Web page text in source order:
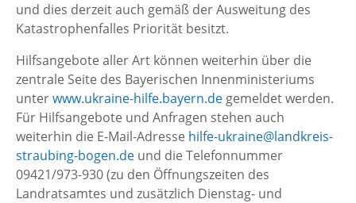
und dies derzeit auch gemäß der Ausweitung des
Katastrophenfalles Priorität besitzt.
Hilfsangebote aller Art können weiterhin über die
zentrale Seite des Bayerischen Innenministeriums
unterwww.ukraine-hilfe.bayern.de gemeldet werden.
Für Hilfsangebote und Anfragen stehen auch
weiterhin die E-Mail-Adresse hilfe-ukraine@landkreis-
straubing-bogen.de und die Telefonnummer
09421/973-930 (zu den Öffnungszeiten des
Landratsamtes und zusätzlich Dienstag- und